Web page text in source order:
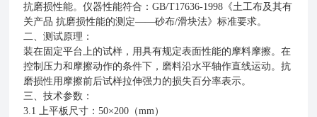
抗磨损性能。仪器性能符合：GB/T17636-1998 《土工布及其有
关产品 抗磨损性能的测定——砂布/滑块法》标准要求。
二、测试原理：
装在固定平台上的试样，用具有规定表面性能的摩料摩擦。在
控制压力和摩擦动作的条件下，磨料沿水平轴作直线运动。抗
磨损性用摩擦前后试样拉伸强力的损失百分率表示。
三、技术参数：
3.1
上平板尺寸：50×200 （mm ）